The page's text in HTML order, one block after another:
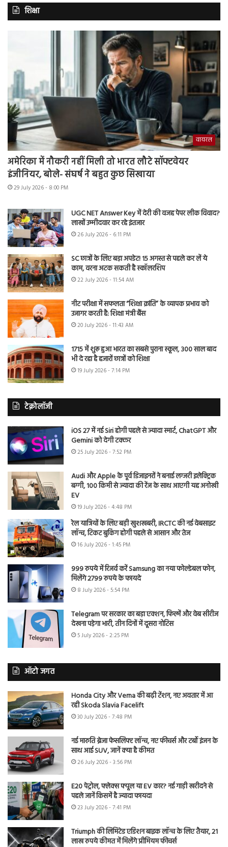
शिक्षा
वायरल
अमेरिका में नौकरी नहीं मिली तो भारत लौटे सॉफ्टवेयर
इंजीनियर, बोले- संघर्ष ने बहुत कुछ सिखाया
29 July 2026 - 8:00 PM
UGC NET Answer Key में देरी की वजह पेपर लीक विवाद?
लाखों उम्मीदवार कर रहे इंतजार
26 July 2026 - 6:11 PM
SC छात्रों के लिए बड़ा अपडेट! 15 अगस्त से पहले कर लें ये
काम, वरना अटक सकती है स्कॉलरशिप
22 July 2026 - 11:54 AM
नीट परीक्षा में सफलता “शिक्षा क्रांति” के व्यापक प्रभाव को
उजागर करती है: शिक्षा मंत्री बैंस
20 July 2026 - 11:43 AM
1715 में शुरू हुआ भारत का सबसे पुराना स्कूल, 300 साल बाद
भी दे रहा है हजारों छात्रों को शिक्षा
19 July 2026 - 7:14 PM
टेक्नोलॉजी
iOS 27 में नई Siri होगी पहले से ज्यादा स्मार्ट, ChatGPT और
Gemini को देगी टक्कर
25 July 2026 - 7:52 PM
Audi और Apple के पूर्व डिजाइनरों ने बनाई लग्जरी इलेक्ट्रिक
बग्गी, 100 किमी से ज्यादा की रेंज के साथ आएगी यह अनोखी
EV
19 July 2026 - 4:48 PM
रेल यात्रियों के लिए बड़ी खुशखबरी, IRCTC की नई वेबसाइट
लॉन्च, टिकट बुकिंग होगी पहले से आसान और तेज
16 July 2026 - 1:45 PM
999 रुपये में रिजर्व करें Samsung का नया फोल्डेबल फोन,
मिलेंगे 2799 रुपये के फायदे
8 July 2026 - 5:54 PM
Telegram पर सरकार का बड़ा एक्शन, फिल्में और वेब सीरीज
देखना पड़ेगा भारी, तीन दिनों में दूसरा नोटिस
5 July 2026 - 2:25 PM
ऑटो जगत
Honda City और Verna की बढ़ी टेंशन, नए अवतार में आ
रही Skoda Slavia Facelift
30 July 2026 - 7:48 PM
नई मारुति ब्रेजा फेसलिफ्ट लॉन्च, नए फीचर्स और टर्बो इंजन के
साथ आई SUV, जानें क्या है कीमत
26 July 2026 - 3:56 PM
E20 पेट्रोल, फ्लेक्स फ्यूल या EV कार? नई गाड़ी खरीदने से
पहले जानें किसमें है ज्यादा फायदा
23 July 2026 - 7:41 PM
Triumph की लिमिटेड एडिशन बाइक लॉन्च के लिए तैयार, 21
लाख रुपये कीमत में मिलेंगे प्रीमियम फीचर्स